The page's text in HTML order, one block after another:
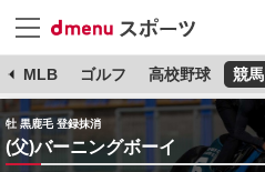
MLB ゴルフ 高校野球 競馬
牡 黒鹿毛 登録抹消
(父)バーニングボーイ